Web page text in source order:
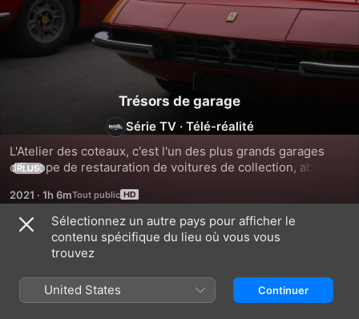
Trésors de garage
Série TV · Télé-réalité
L'Atelier des coteaux, c'est l'un des plus grands garages
d'Europe de restauration de voitures de collection, abritant
moindres détails toutes les icônes à 4 roues de ses 120
dernières années.
PLUS
2021 · 1h 6m
Saison 1
Sélectionnez un autre pays pour afficher le
contenu spécifique du lieu où vous vous
trouvez
United States Continuer